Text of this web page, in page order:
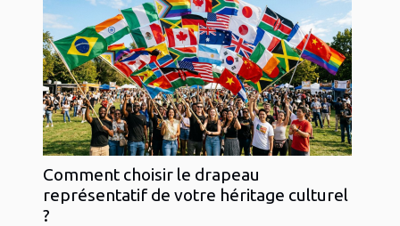
Comment choisir le drapeau
représentatif de votre héritage culturel
?